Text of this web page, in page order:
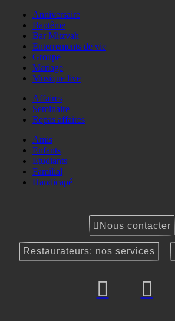
Anniversaire
Baptême
Bar Mitzvah
Enterrements de vie
Groupe
Mariage
Musique live
Affaires
Seminaire
Repas affaires
Amis
Enfants
Etudiants
Familial
Handicapé
Nous contacter
Restaurateurs: nos services